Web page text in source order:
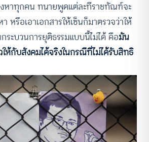
หาทุกคน ทนายพูดแต่ละทีราชทัณฑ์จะ
หรือเอาเอกสารให้เซ็นก็มาตรวจว่าให้
กระบวนการยุติธรรมแบบนี้ไม่ได้ คือมัน
ห้กับสังคมได้จริงในกรณีที่ไม่ได้รับสิทธิ